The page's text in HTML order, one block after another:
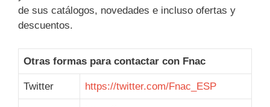
de sus catálogos, novedades e incluso ofertas y
descuentos.
Otras formas para contactar con Fnac
Twitter https://twitter.com/Fnac_ESP